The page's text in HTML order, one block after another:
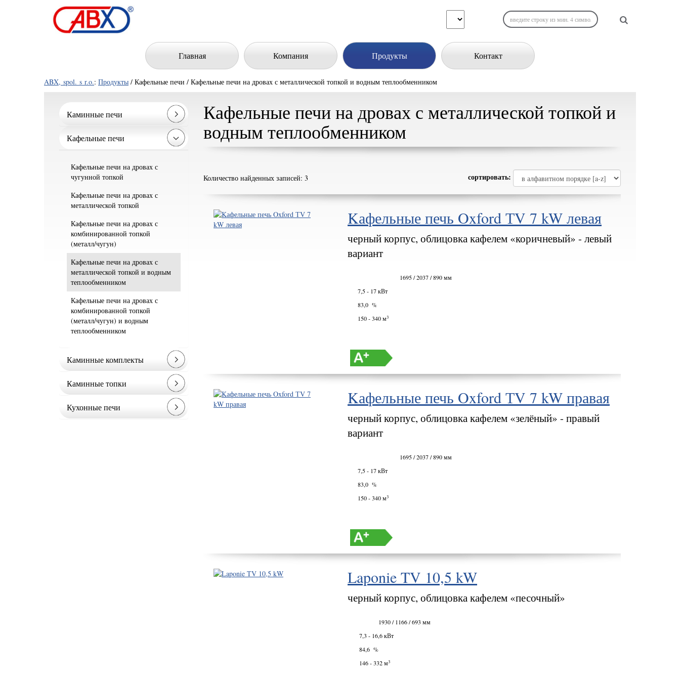
Главная Компания Продукты Контакт
ABX, spol. s r.o.: Продукты / Кафельные печи / Кафельные печи на дровах с металлической топкой и водным теплообменником
Каминные печи
Кафельные печи
Кафельные печи на дровах с
чугунной топкой
Кафельные печи на дровах с
металлической топкой
Кафельные печи на дровах с
комбинированной топкой
(металл/чугун)
Кафельные печи на дровах с
металлической топкой и водным
теплообменником
Кафельные печи на дровах с
комбинированной топкой
(металл/чугун) и водным
теплообменником
Каминные комплекты
Каминные топки
Кухонные печи
Кафельные печи на дровах с металлической топкой и
водным теплообменником
Количество найденных записей: 3 сортировать:
Kафельные печь Oxford ТV 7 kW левая
черный корпус, облицовка кафелем «коричневый» - левый
вариант
1695 / 2037 / 890 мм
7,5 - 17 кВт
83,0 %
150 - 340 м3
Kафельные печь Oxford ТV 7 kW правая
черный корпус, облицовка кафелем «зелёный» - правый
вариант
1695 / 2037 / 890 мм
7,5 - 17 кВт
83,0 %
150 - 340 м3
Laponie TV 10,5 kW
черный корпус, облицовка кафелем «песочный»
1930 / 1166 / 693 мм
7,3 - 16,6 кВт
84,6 %
146 - 332 м3